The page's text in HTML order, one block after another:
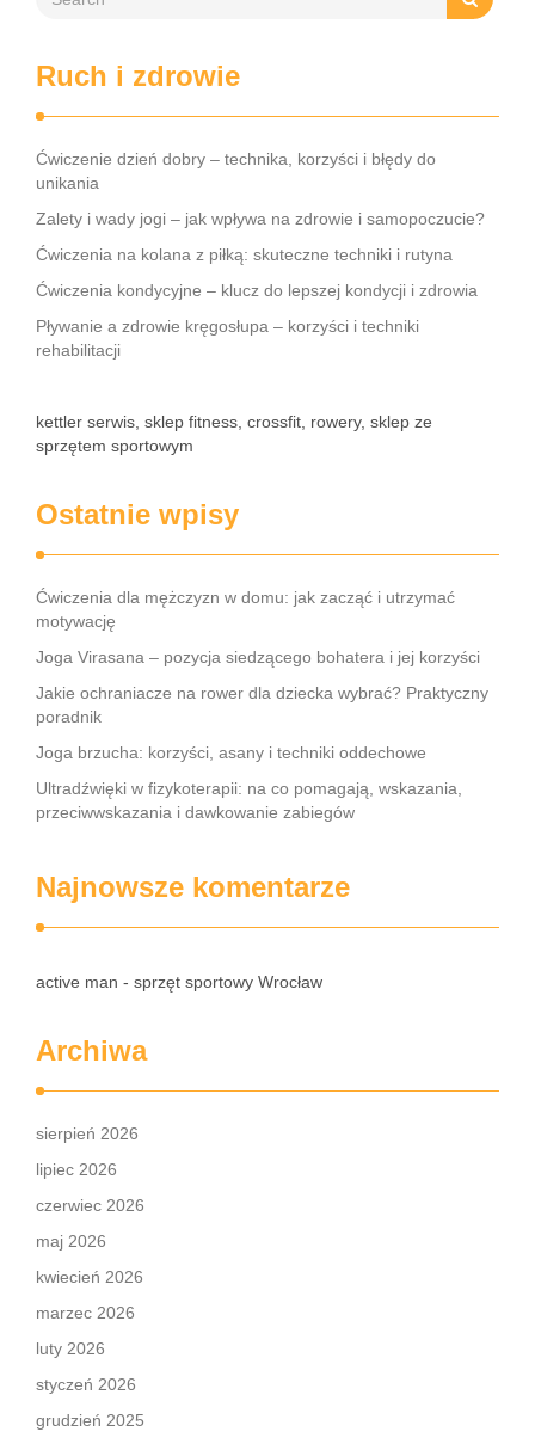
Ruch i zdrowie
Ćwiczenie dzień dobry – technika, korzyści i błędy do
unikania
Zalety i wady jogi – jak wpływa na zdrowie i samopoczucie?
Ćwiczenia na kolana z piłką: skuteczne techniki i rutyna
Ćwiczenia kondycyjne – klucz do lepszej kondycji i zdrowia
Pływanie a zdrowie kręgosłupa – korzyści i techniki
rehabilitacji
kettler serwis, sklep fitness, crossfit, rowery, sklep ze
sprzętem sportowym
Ostatnie wpisy
Ćwiczenia dla mężczyzn w domu: jak zacząć i utrzymać
motywację
Joga Virasana – pozycja siedzącego bohatera i jej korzyści
Jakie ochraniacze na rower dla dziecka wybrać? Praktyczny
poradnik
Joga brzucha: korzyści, asany i techniki oddechowe
Ultradźwięki w fizykoterapii: na co pomagają, wskazania,
przeciwwskazania i dawkowanie zabiegów
Najnowsze komentarze
active man - sprzęt sportowy Wrocław
Archiwa
sierpień 2026
lipiec 2026
czerwiec 2026
maj 2026
kwiecień 2026
marzec 2026
luty 2026
styczeń 2026
grudzień 2025